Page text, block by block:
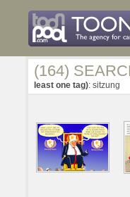
(164)
least one tag): sitzung